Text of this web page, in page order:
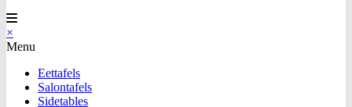
×
Menu
Eettafels
Salontafels
Sidetables